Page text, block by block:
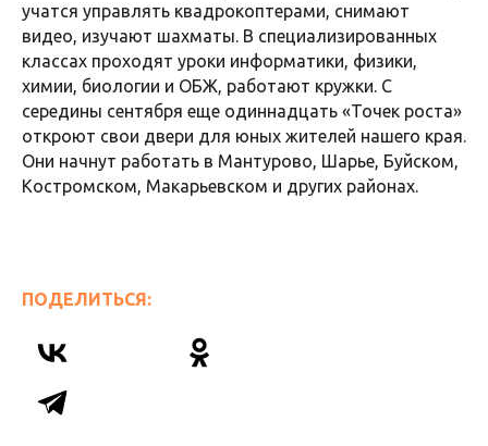
учатся управлять квадрокоптерами, снимают
видео, изучают шахматы. В специализированных
классах проходят уроки информатики, физики,
химии, биологии и ОБЖ, работают кружки. С
середины сентября еще одиннадцать «Точек роста»
откроют свои двери для юных жителей нашего края.
Они начнут работать в Мантурово, Шарье, Буйском,
Костромском, Макарьевском и других районах.
ПОДЕЛИТЬСЯ: